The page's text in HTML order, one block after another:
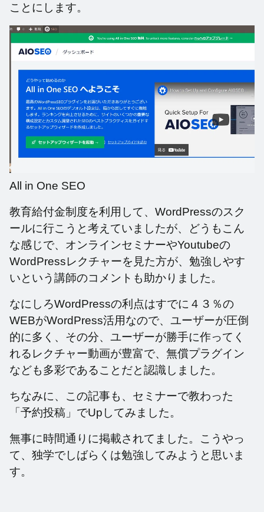
ことにします。
All in One SEO
教育給付金制度を利用して、WordPressのスク
ールに行こうと考えていましたが、どうもこん
な感じで、オンラインセミナーやYoutubeの
WordPressレクチャーを見た方が、勉強しやす
いという講師のコメントも助かりました。
なにしろWordPressの利点はすでに４３％の
WEBがWordPress活用なので、ユーザーが圧倒
的に多く、その分、ユーザーが勝手に作ってく
れるレクチャー動画が豊富で、無償プラグイン
なども多彩であることだと認識しました。
ちなみに、この記事も、セミナーで教わった
「予約投稿」でUpしてみました。
無事に時間通りに掲載されてました。こうやっ
て、独学でしばらくは勉強してみようと思いま
す。